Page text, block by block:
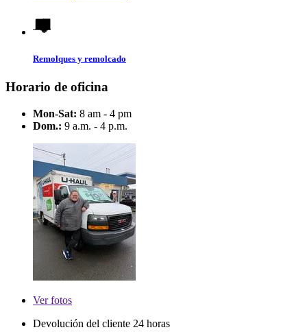
Remolques y remolcado
Horario de oficina
Mon-Sat: 8 am - 4 pm
Dom.: 9 a.m. - 4 p.m.
Verfotos
Devolución del cliente 24 horas